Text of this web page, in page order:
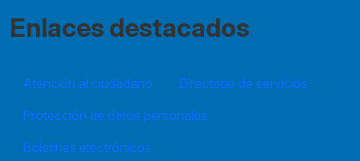
Enlaces destacados
Atención al ciudadano
Directorio de servicios
Protección de datos personales
Boletines electrónicos